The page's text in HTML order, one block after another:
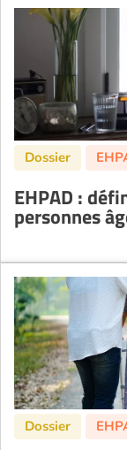
EHPAD :
personnes